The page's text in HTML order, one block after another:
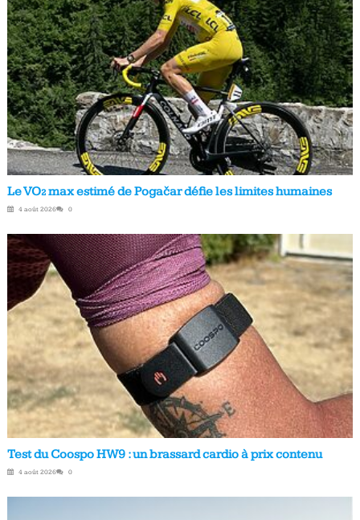
Le VO₂ max estimé de Pogačar défie les limites humaines
4 août 2026 0
Test du Coospo HW9 : un brassard cardio à prix contenu
4 août 2026 0